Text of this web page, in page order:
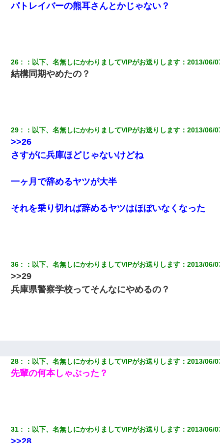
パトレイバーの熊耳さんとかじゃない？
26 ： 以下、名無しにかわりましてVIPがお送りします ：2013/06/
結構同期やめたの？
29 ： 以下、名無しにかわりましてVIPがお送りします ：2013/06/
>>26
さすがに兵庫ほどじゃないけどね
一ヶ月で辞めるヤツが大半
それを乗り切れば辞めるヤツはほぼいなくなった
36 ： 以下、名無しにかわりましてVIPがお送りします ：2013/06/
>>29
兵庫県警察学校ってそんなにやめるの？
28 ： 以下、名無しにかわりましてVIPがお送りします ：2013/06/
先輩の何本しゃぶった？
31 ： 以下、名無しにかわりましてVIPがお送りします ：2013/06/
>>28